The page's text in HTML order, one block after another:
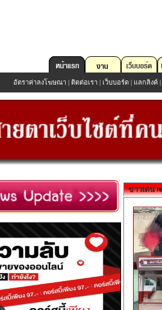
อัตราค่าลงโฆษณา | ติดต่อเรา | เว็บบอร์ด | แลกลิงค์ |
ข่าวเด่น